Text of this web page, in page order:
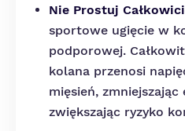
Nie Prostuj
sportowe ugięcie w
podporowej.
kolana przenosi
mięsień,
zwiększając ryzyko